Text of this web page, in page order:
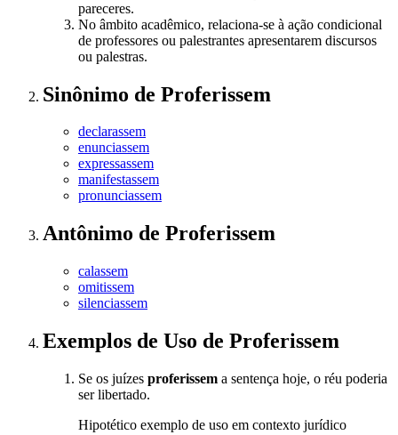
pareceres.
No âmbito acadêmico, relaciona-se à ação condicional
de professores ou palestrantes apresentarem discursos
ou palestras.
Sinônimo de Proferissem
declarassem
enunciassem
expressassem
manifestassem
pronunciassem
Antônimo de Proferissem
calassem
omitissem
silenciassem
Exemplos de Uso de Proferissem
Se os juízes proferissem a sentença hoje, o réu poderia
ser libertado.
Hipotético exemplo de uso em contexto jurídico